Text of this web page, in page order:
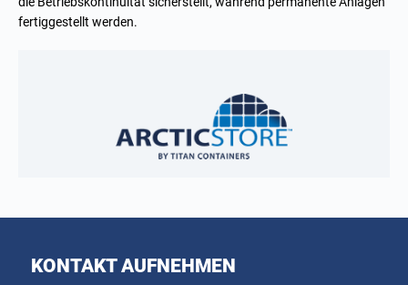
fertiggestellt werden.
KONTAKT AUFNEHMEN